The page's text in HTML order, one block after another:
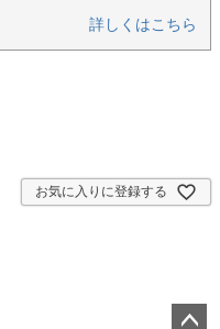
詳しくはこちら
お気に入りに登録する